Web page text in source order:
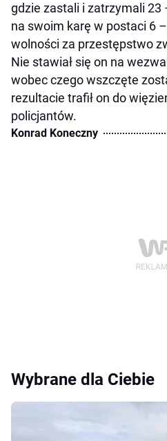
gdzie zastali i zatrzymali
na swoim karę w postaci 6
wolności za przestępstwo
Nie stawiał się on na
wobec czego wszczęte
rezultacie trafił on do
policjantów.
Konrad Koneczny
Wybrane dla Ciebie